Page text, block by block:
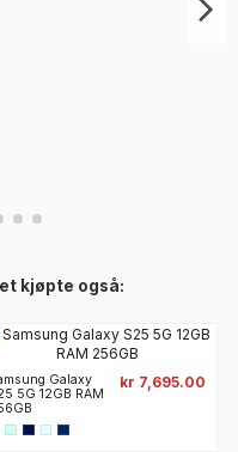
kjøpte også:
Galaxy
5G 12GB RAM
kr 7,695.00